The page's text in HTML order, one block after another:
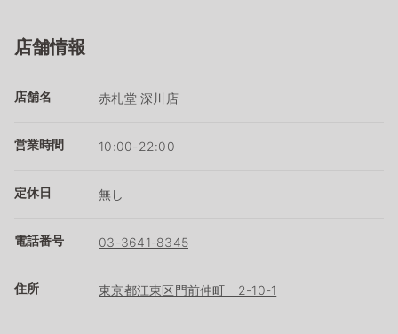
店舗情報
店舗名 赤札堂 深川店
営業時間 10:00-22:00
定休日 無し
電話番号 03-3641-8345
住所 東京都江東区門前仲町 2-10-1